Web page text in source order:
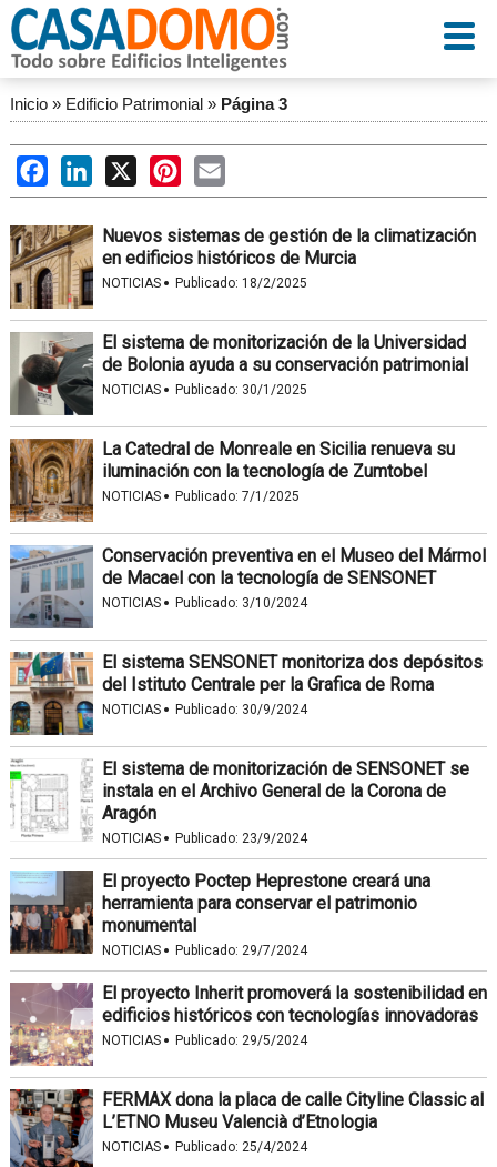
Inicio» Edificio Patrimonial» Página 3
FacebookLinkedIn
X PinterestEmail
Nuevos sistemas de gestión de la climatización
en edificios históricos de Murcia
NOTICIAS · Publicado: 18/2/2025
El sistema de monitorización de la Universidad
de Bolonia ayuda a su conservación patrimonial
NOTICIAS · Publicado: 30/1/2025
La Catedral de Monreale en Sicilia renueva su
iluminación con la tecnología de Zumtobel
NOTICIAS · Publicado: 7/1/2025
Conservación preventiva en el Museo del Mármol
de Macael con la tecnología de SENSONET
NOTICIAS · Publicado: 3/10/2024
El sistema SENSONET monitoriza dos depósitos
del Istituto Centrale per la Grafica de Roma
NOTICIAS · Publicado: 30/9/2024
El sistema de monitorización de SENSONET se
instala en el Archivo General de la Corona de
Aragón
NOTICIAS · Publicado: 23/9/2024
El proyecto Poctep Heprestone creará una
herramienta para conservar el patrimonio
monumental
NOTICIAS · Publicado: 29/7/2024
El proyecto Inherit promoverá la sostenibilidad en
edificios históricos con tecnologías innovadoras
NOTICIAS · Publicado: 29/5/2024
FERMAX dona la placa de calle Cityline Classic al
L’ETNO Museu Valencià d’Etnologia
NOTICIAS · Publicado: 25/4/2024